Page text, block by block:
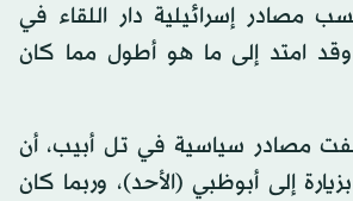
مصادر إسرائيلية دار اللقاء في
وقد امتد إلى ما هو أطول مما كان
مصادر سياسية في تل أبيب، أن
إلى أبوظبي (الأحد)، وربما كان